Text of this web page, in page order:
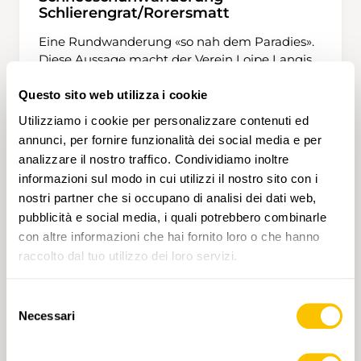
Questo sito web utilizza i cookie
Utilizziamo i cookie per personalizzare contenuti ed
annunci, per fornire funzionalità dei social media e per
analizzare il nostro traffico. Condividiamo inoltre
informazioni sul modo in cui utilizzi il nostro sito con i
nostri partner che si occupano di analisi dei dati web,
pubblicità e social media, i quali potrebbero combinarle
con altre informazioni che hai fornito loro o che hanno
raccolto dal tuo utilizzo dei loro servizi.
delNecessari
Schlierengrat/Rorersmatt
Eine Rundwanderung «so nah dem Paradies».
Diese Aussage macht der Verein Loipe Langis,
herrlichen, einmaligen Landschaft. Nach
Landschaft, abseits der anderen Langis-
Geniessenden. Der Anstieg bis zur
Kantonsgrenze Luzern führt durch Wald und
offene Hochmoorweiden. Ab da gibt es ein
stetiges Auf und Ab auf dem Schlierengrat, bis
zum Punkt 1718. Jetzt beginnt der Abstieg ins
Grosschlierental. In Rorersmatt ist Mittagshalt,
hoffentlich an der wärmenden Februarsonne.
WT2 4 h 30 min 10,0 km Alta